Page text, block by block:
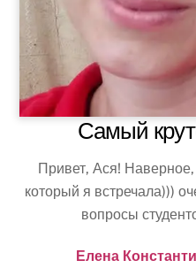
Самый
Привет, Ася!
который я встречала)))
вопросы
Елена